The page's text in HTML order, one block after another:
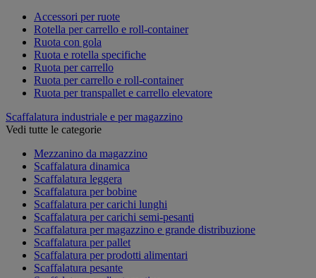
Accessori per ruote
Rotella per carrello e roll-container
Ruota con gola
Ruota e rotella specifiche
Ruota per carrello
Ruota per carrello e roll-container
Ruota per transpallet e carrello elevatore
Scaffalatura industriale e per magazzino
Vedi tutte le categorie
Mezzanino da magazzino
Scaffalatura dinamica
Scaffalatura leggera
Scaffalatura per bobine
Scaffalatura per carichi lunghi
Scaffalatura per carichi semi-pesanti
Scaffalatura per magazzino e grande distribuzione
Scaffalatura per pallet
Scaffalatura per prodotti alimentari
Scaffalatura pesante